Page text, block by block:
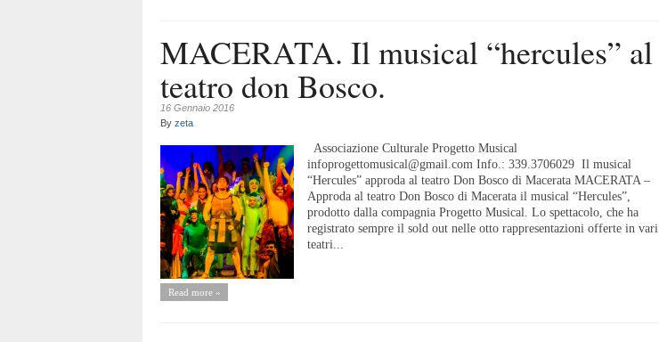
MACERATA. Il musical “hercules” al
teatro don Bosco.
16 Gennaio 2016
By zeta
Associazione Culturale Progetto Musical
infoprogettomusical@gmail.com Info.: 339.3706029 Il musical
“Hercules” approda al teatro Don Bosco di Macerata MACERATA –
Approda al teatro Don Bosco di Macerata il musical “Hercules”,
prodotto dalla compagnia Progetto Musical. Lo spettacolo, che ha
registrato sempre il sold out nelle otto rappresentazioni offerte in vari
teatri...
Read more »